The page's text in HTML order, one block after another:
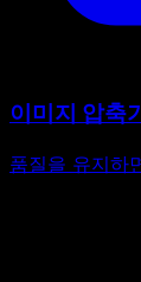
이미지 압축기
품질을 유지하